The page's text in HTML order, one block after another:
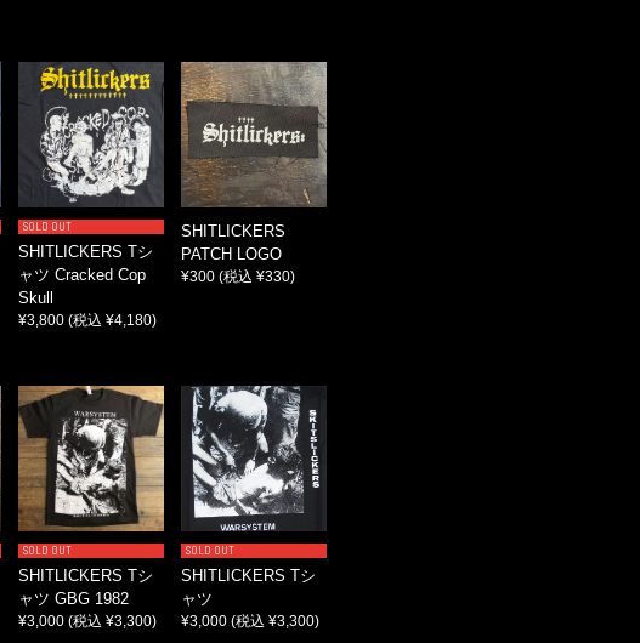
SOLD OUT
SHITLICKERS Tシ
ャツ Cracked Cop
Skull
¥3,800 (税込 ¥4,180)
SHITLICKERS
PATCH LOGO
¥300 (税込 ¥330)
SOLD OUT
SHITLICKERS Tシ
ャツ GBG 1982
¥3,000 (税込 ¥3,300)
SOLD OUT
SHITLICKERS Tシ
ャツ
¥3,000 (税込 ¥3,300)